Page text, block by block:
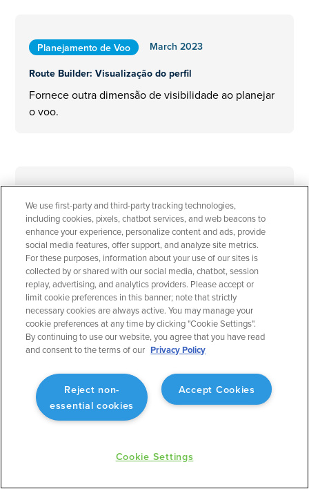
Planejamento de Voo
March 2023
Route Builder: Visualização do perfil
Fornece outra dimensão de visibilidade ao planejar
o voo.
Planejamento de Voo
March 2023
Filtros rápidos para mapas aeronáuticos
Personalize o mapa aeronáutico de acordo com o
que você deseja ver.
Planejamento de Voo
March 2023
Gerente de Pessoas: Adicionar código de tripulação
Melhor alinhamento com sua ferramenta de
agendamento.
We use first-party and third-party tracking technologies,
including cookies, pixels, chatbot services, and web beacons to
enhance your experience, personalize content and ads, provide
social media features, offer support, and analyze site metrics.
For these purposes, information about your use of our sites is
collected by or shared with our social media, chatbot, session
replay, advertising, and analytics providers. Please accept or
limit cookie preferences in this banner; note that strictly
necessary cookies are always active. You may manage your
cookie preferences at any time by clicking "Cookie Settings".
By continuing to use our website, you agree that you have read
and consent to the terms of our Privacy Policy
Accept Cookies
Reject non-
essential cookies
Cookie Settings